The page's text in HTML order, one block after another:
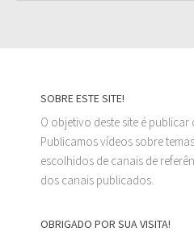
SOBRE ESTE SITE!
O objetivo deste site é
Publicamos vídeos sobre
escolhidos de canais de
dos canais publicados.
OBRIGADO POR SUA VISITA!